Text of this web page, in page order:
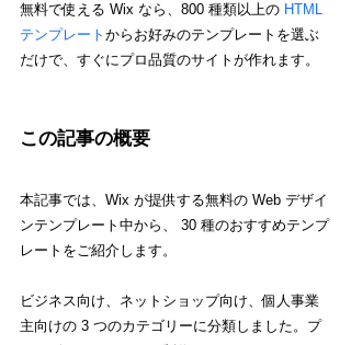
無料で使える Wix なら、800 種類以上の HTML
テンプレート からお好みのテンプレートを選ぶ
だけで、すぐにプロ品質のサイトが作れます。
この記事の概要
本記事では、Wix が提供する無料の Web デザイ
ンテンプレート中から、 30 種のおすすめテンプ
レートをご紹介します。
ビジネス向け、ネットショップ向け、個人事業
主向けの 3 つのカテゴリーに分類しました。プ